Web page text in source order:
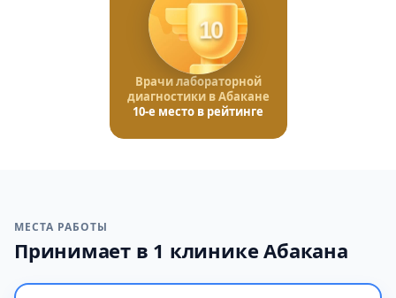
10
Врачи лабораторной
диагностики в Абакане
10-е место в рейтинге
МЕСТА РАБОТЫ
Принимает в 1 клинике Абакана